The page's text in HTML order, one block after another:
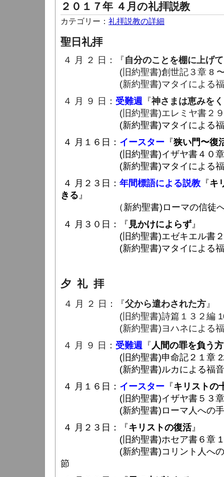
２０１７年 ４月の礼拝説教
カテゴリー： 礼拝説教の詳細
聖日礼拝
４ 月 ２ 日：『 自分のことを棚に上げ
(旧約聖書)創世記３章 8 〜
(新約聖書)マタイによる福音
４ 月 ９ 日： 受難週 『神さまは恵みを
(旧約聖書)エレミヤ書２９章
(新約聖書)マタイによる福音
４ 月１６日： イースター 『狭い門〜復
(旧約聖書)イザヤ書４０章 1
(新約聖書)マタイによる福音
４ 月２３日： 年間標語による説教 『キ
きる』
（ 新約聖書)ローマの信徒
４ 月３０日：
『 見かけによらず』
(旧約聖書)エゼキエル書２２
(新約聖書)マタイによる福音
夕 礼 拝
４ 月 ２ 日：『父から遣わされた方』
(旧約聖書)詩篇１３２編 10
(新約聖書)ヨハネによる福音
４ 月 ９ 日： 受難週 『 人間の罪を負う方
(旧約聖書)申命記２１章 22
(新約聖書)ルカによる福音書
４ 月１６日： イースター 『キリストの
(旧約聖書)イザヤ書５３章 6
(新約聖書)ローマ人への手紙
４ 月２３日：『キリストの復活』
(旧約聖書)ホセア書６章 1
(新約聖書)コリント人への手
節